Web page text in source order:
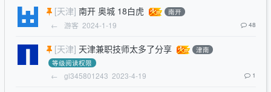
[天津] 南开 奥城 18白虎 南开
← 游客 2024-1-19 48
[天津] 天津兼职技师太多了分享
津南
等级阅读权限
← gl345801243 2023-4-19 1